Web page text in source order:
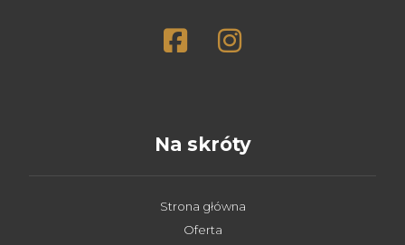
Na skróty
Strona główna
Oferta